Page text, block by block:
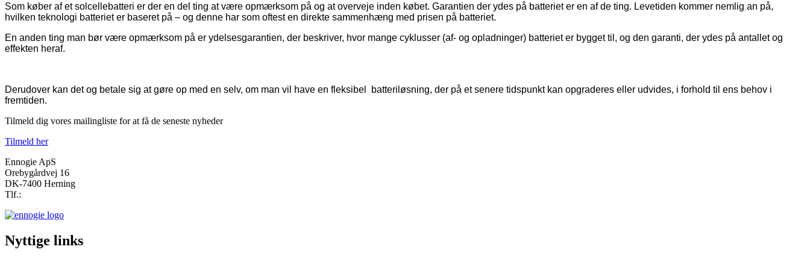
Som køber af et solcellebatteri er der en del ting at være opmærksom på og at overveje inden købet. Garantien der ydes på batteriet er en af de ting. Levetiden kommer nemlig an på,
hvilken teknologi batteriet er baseret på – og denne har som oftest en direkte sammenhæng med prisen på batteriet.
En anden ting man bør være opmærksom på er ydelsesgarantien, der beskriver, hvor mange cyklusser (af- og opladninger) batteriet er bygget til, og den garanti, der ydes på antallet og
effekten heraf.
Derudover kan det og betale sig at gøre op med en selv, om man vil have en fleksibel batteriløsning, der på et senere tidspunkt kan opgraderes eller udvides, i forhold til ens behov i
fremtiden.
Tilmeld dig vores mailingliste for at få de seneste nyheder
Tilmeld her
Ennogie ApS
Orebygårdvej 16
DK-7400 Herning
Tlf.:
Nyttige links